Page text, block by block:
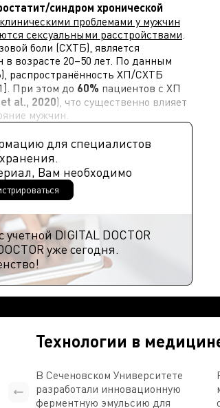
синдром хронической
проблемами у мужчин
сексуальными расстройствами.
боли (СХТБ), является
возрасте 20–50 лет. По данным
распространённость ХП/СХТБ
При этом до 60% пациентов с ХП
al., 2020), что существенно влияет
мужчин.
для специалистов
Вам необходимо
DIGITAL DOCTOR
уже сегодня.
Технологии в
В Сеченовском Университете
разработали инновационную
ферментную эмульсию для